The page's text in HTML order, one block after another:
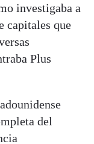
investigaba a
capitales que
Plus
del